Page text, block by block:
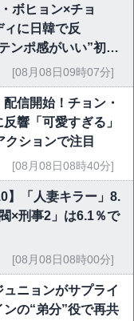
ボヒョン×チョ
に日韓で反
ンポ感がいい”初回
[08月08日09時07分]
信開始！チョン・
響「可愛すぎる」
ションで注目
[08月08日08時40分]
】「人妻キラー」8.
×刑事2」は6.1％で
[08月08日08時00分]
ュニョンがサプライ
の“弟分”役で再共